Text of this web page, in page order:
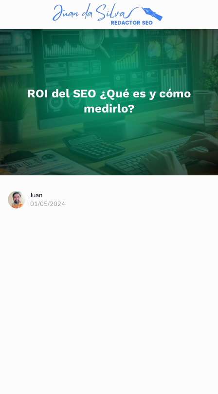
ROI del SEO ¿Qué es y cómo
medirlo?
Juan
01/05/2024